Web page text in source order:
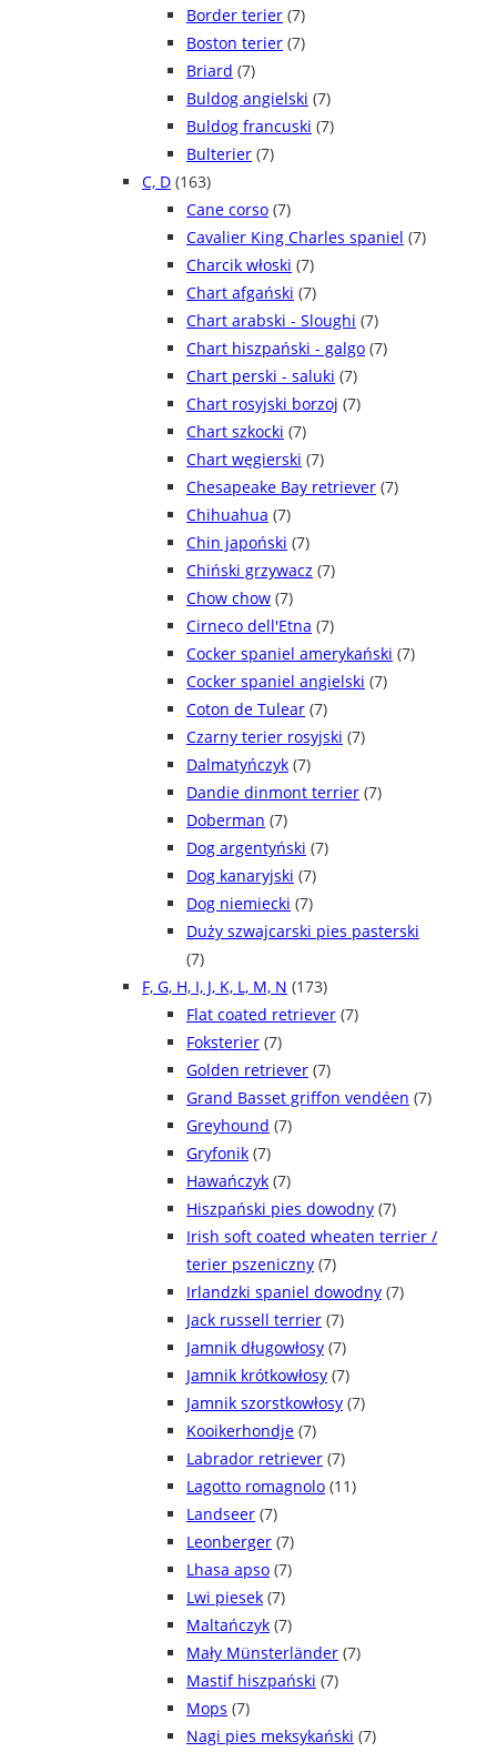
Border terier (7)
Boston terier (7)
Briard (7)
Buldog angielski (7)
Buldog francuski (7)
Bulterier (7)
C, D (163)
Cane corso (7)
Cavalier King Charles spaniel (7)
Charcik włoski (7)
Chart afgański (7)
Chart arabski - Sloughi (7)
Chart hiszpański - galgo (7)
Chart perski - saluki (7)
Chart rosyjski borzoj (7)
Chart szkocki (7)
Chart węgierski (7)
Chesapeake Bay retriever (7)
Chihuahua (7)
Chin japoński (7)
Chiński grzywacz (7)
Chow chow (7)
Cirneco dell'Etna (7)
Cocker spaniel amerykański (7)
Cocker spaniel angielski (7)
Coton de Tulear (7)
Czarny terier rosyjski (7)
Dalmatyńczyk (7)
Dandie dinmont terrier (7)
Doberman (7)
Dog argentyński (7)
Dog kanaryjski (7)
Dog niemiecki (7)
Duży szwajcarski pies pasterski
(7)
F, G, H, I, J, K, L, M, N (173)
Flat coated retriever (7)
Foksterier (7)
Golden retriever (7)
Grand Basset griffon vendéen (7)
Greyhound (7)
Gryfonik (7)
Hawańczyk (7)
Hiszpański pies dowodny (7)
Irish soft coated wheaten terrier /
terier pszeniczny (7)
Irlandzki spaniel dowodny (7)
Jack russell terrier (7)
Jamnik długowłosy (7)
Jamnik krótkowłosy (7)
Jamnik szorstkowłosy (7)
Kooikerhondje (7)
Labrador retriever (7)
Lagotto romagnolo (11)
Landseer (7)
Leonberger (7)
Lhasa apso (7)
Lwi piesek (7)
Maltańczyk (7)
Mały Münsterländer (7)
Mastif hiszpański (7)
Mops (7)
Nagi pies meksykański (7)